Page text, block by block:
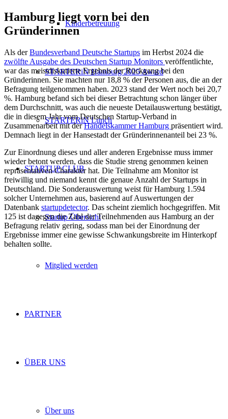
Kinderbetreuung
STARTERiN Hamburg 2025 Award
STARTERiN Lunch
STARTUP CLUB
Startup Übersicht
Mitglied werden
PARTNER
ÜBER UNS
Über uns
Hamburg liegt vorn bei den
Gründerinnen
Als derBundesverband Deutsche Startups im Herbst 2024 die
zwölfte Ausgabe des Deutschen Startup Monitors veröffentlichte,
war das meistdiskutierte Ergebnis der Rückgang bei den
Gründerinnen. Sie machten nur 18,8 % der Personen aus, die an der
Befragung teilgenommen haben. 2023 stand der Wert noch bei 20,7
%. Hamburg befand sich bei dieser Betrachtung schon länger über
dem Durchschnitt, was auch die neueste Detailauswertung bestätigt,
die in diesem Jahr vom Deutschen Startup-Verband in
Zusammenarbeit mit derHandelskammer Hamburg präsentiert wird.
Demnach liegt in der Hansestadt der Gründerinnenanteil bei 23 %.
Zur Einordnung dieses und aller anderen Ergebnisse muss immer
wieder betont werden, dass die Studie streng genommen keinen
repräsentativen Charakter hat. Die Teilnahme am Monitor ist
freiwillig und niemand kennt die genaue Anzahl der Startups in
Deutschland. Die Sonderauswertung weist für Hamburg 1.594
solcher Unternehmen aus, basierend auf Auswertungen der
Datenbank startupdetector. Das scheint ziemlich hochgegriffen. Mit
125 ist dagegen die Zahl der Teilnehmenden aus Hamburg an der
Befragung relativ gering, sodass man bei der Einordnung der
Ergebnisse immer eine gewisse Schwankungsbreite im Hinterkopf
behalten sollte.